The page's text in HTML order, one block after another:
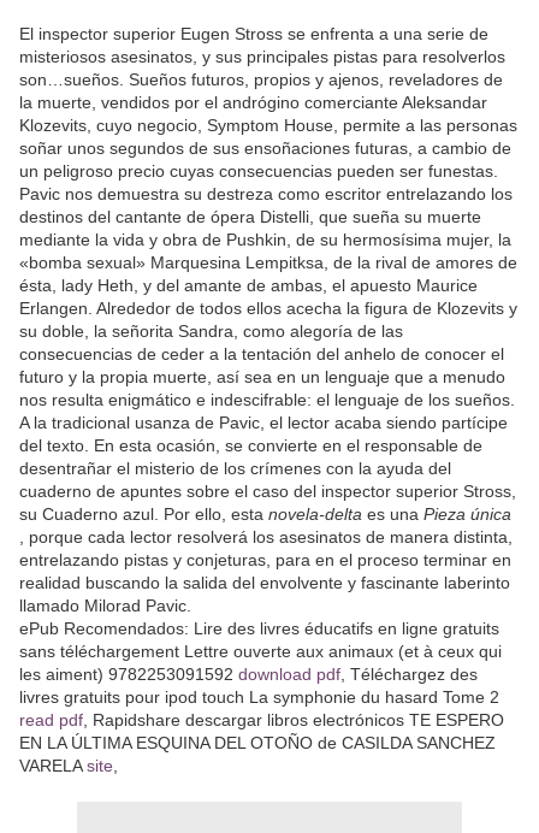
El inspector superior Eugen Stross se enfrenta a una serie de
misteriosos asesinatos, y sus principales pistas para resolverlos
son…sueños. Sueños futuros, propios y ajenos, reveladores de
la muerte, vendidos por el andrógino comerciante Aleksandar
Klozevits, cuyo negocio, Symptom House, permite a las personas
soñar unos segundos de sus ensoñaciones futuras, a cambio de
un peligroso precio cuyas consecuencias pueden ser funestas.
Pavic nos demuestra su destreza como escritor entrelazando los
destinos del cantante de ópera Distelli, que sueña su muerte
mediante la vida y obra de Pushkin, de su hermosísima mujer, la
«bomba sexual» Marquesina Lempitksa, de la rival de amores de
ésta, lady Heth, y del amante de ambas, el apuesto Maurice
Erlangen. Alrededor de todos ellos acecha la figura de Klozevits y
su doble, la señorita Sandra, como alegoría de las
consecuencias de ceder a la tentación del anhelo de conocer el
futuro y la propia muerte, así sea en un lenguaje que a menudo
nos resulta enigmático e indescifrable: el lenguaje de los sueños.
A la tradicional usanza de Pavic, el lector acaba siendo partícipe
del texto. En esta ocasión, se convierte en el responsable de
desentrañar el misterio de los crímenes con la ayuda del
cuaderno de apuntes sobre el caso del inspector superior Stross,
su Cuaderno azul. Por ello, esta novela-delta es una Pieza única
, porque cada lector resolverá los asesinatos de manera distinta,
entrelazando pistas y conjeturas, para en el proceso terminar en
realidad buscando la salida del envolvente y fascinante laberinto
llamado Milorad Pavic.
ePub Recomendados: Lire des livres éducatifs en ligne gratuits
sans téléchargement Lettre ouverte aux animaux (et à ceux qui
les aiment) 9782253091592 download pdf, Téléchargez des
livres gratuits pour ipod touch La symphonie du hasard Tome 2
read pdf, Rapidshare descargar libros electrónicos TE ESPERO
EN LA ÚLTIMA ESQUINA DEL OTOÑO de CASILDA SANCHEZ
VARELAsite,